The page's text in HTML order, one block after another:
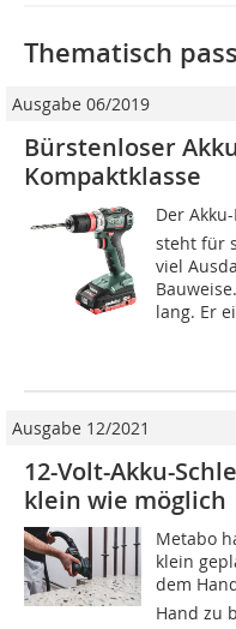
Thematisch
Ausgabe 06/2019
Bürstenloser
Kompaktklasse
Der Akku-
steht für
viel
lang. Er
Ausgabe 12/2021
12-Volt-Akku-
klein wie möglich
Metabo
klein
dem
Hand zu